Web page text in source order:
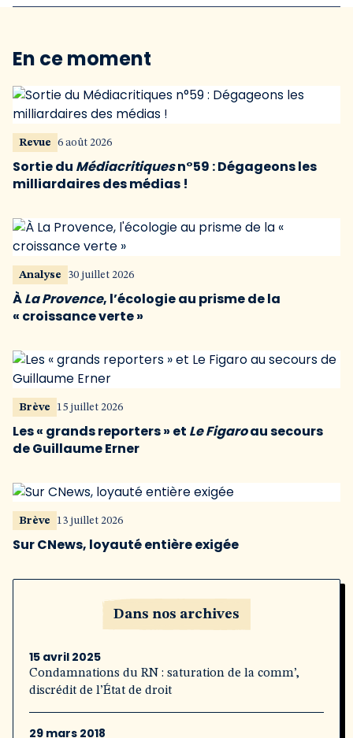
En ce moment
Revue 6 août 2026
Sortie du Médiacritiquesn°59 : Dégageons les
milliardaires des médias !
Analyse 30 juillet 2026
ÀLa Provence, l’écologie au prisme de la
« croissance verte »
Brève 15 juillet 2026
Les « grands reporters » et Le Figaroau secours
de Guillaume Erner
Brève 13 juillet 2026
Sur CNews, loyauté entière exigée
Dans nos archives
15 avril 2025
Condamnations du RN : saturation de la comm’,
discrédit de l’État de droit
29 mars 2018